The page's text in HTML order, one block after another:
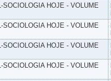
SOCIOLOGIA HOJE - VOLUME
SOCIOLOGIA HOJE - VOLUME
SOCIOLOGIA HOJE - VOLUME
SOCIOLOGIA HOJE - VOLUME